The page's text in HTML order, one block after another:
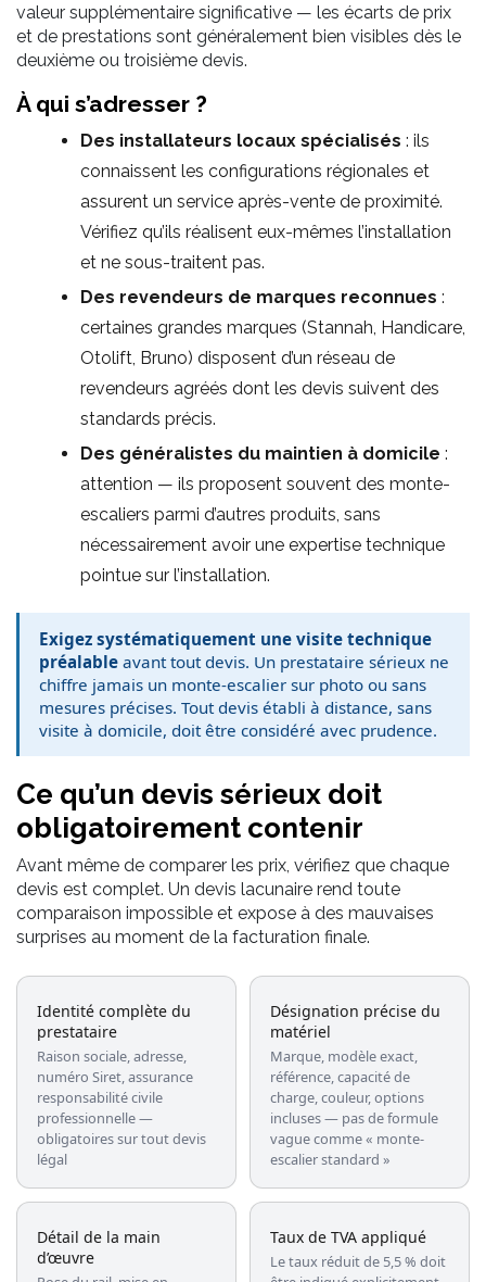
valeur supplémentaire significative — les écarts de prix
et de prestations sont généralement bien visibles dès le
deuxième ou troisième devis.
À qui s’adresser ?
Des installateurs locaux spécialisés : ils
connaissent les configurations régionales et
assurent un service après-vente de proximité.
Vérifiez qu’ils réalisent eux-mêmes l’installation
et ne sous-traitent pas.
Des revendeurs de marques reconnues :
certaines grandes marques (Stannah, Handicare,
Otolift, Bruno) disposent d’un réseau de
revendeurs agréés dont les devis suivent des
standards précis.
Des généralistes du maintien à domicile :
attention — ils proposent souvent des monte-
escaliers parmi d’autres produits, sans
nécessairement avoir une expertise technique
pointue sur l’installation.
Exigez systématiquement une visite technique
préalableavant tout devis. Un prestataire sérieux ne
chiffre jamais un monte-escalier sur photo ou sans
mesures précises. Tout devis établi à distance, sans
visite à domicile, doit être considéré avec prudence.
Ce qu’un devis sérieux doit
obligatoirement contenir
Avant même de comparer les prix, vérifiez que chaque
devis est complet. Un devis lacunaire rend toute
comparaison impossible et expose à des mauvaises
surprises au moment de la facturation finale.
Identité complète du
prestataire
Raison sociale, adresse,
numéro Siret, assurance
responsabilité civile
professionnelle —
obligatoires sur tout devis
légal
Désignation précise du
matériel
Marque, modèle exact,
référence, capacité de
charge, couleur, options
incluses — pas de formule
vague comme « monte-
escalier standard »
Détail de la main
d’œuvre
Taux de TVA appliqué
Le taux réduit de 5,5 % doit